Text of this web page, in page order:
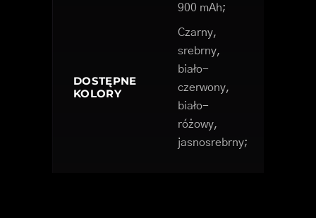
900 mAh;
DOSTĘPNE
KOLORY
Czarny,
srebrny,
biało-
czerwony,
biało-
różowy,
jasnosrebrny;